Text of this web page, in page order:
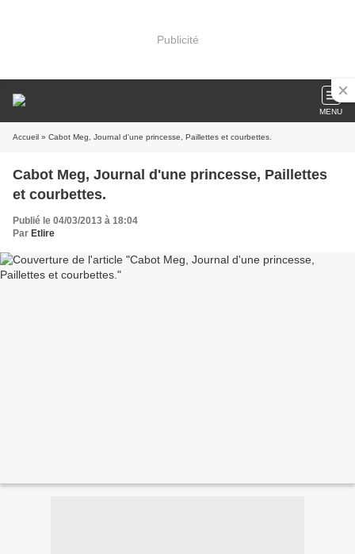
Publicité
MENU
Accueil » Cabot Meg, Journal d'une princesse, Paillettes et courbettes.
Cabot Meg, Journal d'une princesse, Paillettes
et courbettes.
Publié le 04/03/2013 à 18:04
Par Etlire